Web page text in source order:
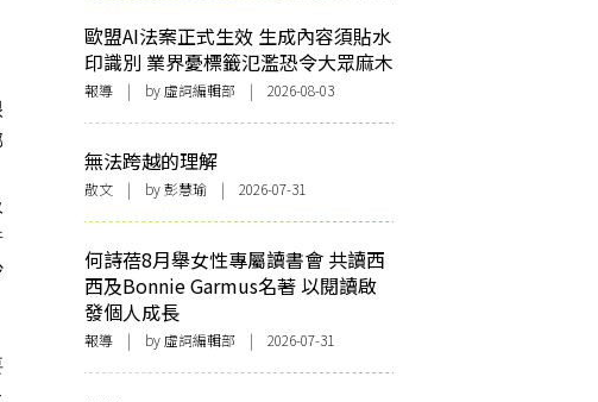
歐盟AI法案正式生效 生成內容須貼水
印識別 業界憂標籤氾濫恐令大眾麻木
報導 | by 虛詞編輯部 | 2026-08-03
無法跨越的理解
散文 | by 彭慧瑜 | 2026-07-31
何詩蓓8月舉女性專屬讀書會 共讀西
西及Bonnie Garmus名著 以閱讀啟
發個人成長
報導 | by 虛詞編輯部 | 2026-07-31